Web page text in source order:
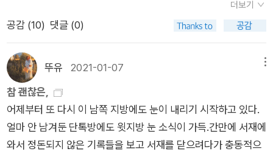
더보기
공감 (10) 댓글 (0)
뚜유 2021-01-07
참 괜찮은,
어제부터 또 다시 이 남쪽 지방에도 눈이 내리기 시작하고 있다.
얼마 안 남겨둔 단톡방에도 윗지방 눈 소식이 가득.간만에 서재에
와서 정돈되지 않은 기록들을 보고 서재를 닫으려다가 충동적으